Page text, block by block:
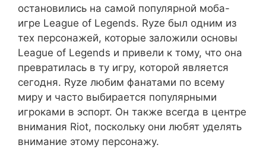
остановились на самой популярной моба-
игре League of Legends. Ryze был одним из
тех персонажей, которые заложили основы
League of Legends и привели к тому, что она
превратилась в ту игру, которой является
сегодня. Ryze любим фанатами по всему
миру и часто выбирается популярными
игроками в эспорт. Он также всегда в центре
внимания Riot, поскольку они любят уделять
внимание этому персонажу.